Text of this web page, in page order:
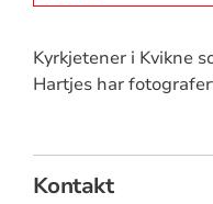
Kyrkjetener i Kvikne
Hartjes har
Kontakt